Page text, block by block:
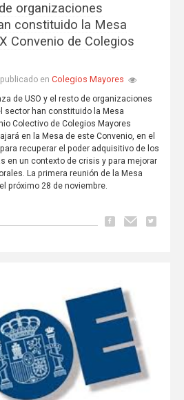
organizaciones
constituido la Mesa
Convenio de Colegios
en Colegios Mayores
de USO y el resto de organizaciones
sector han constituido la Mesa
Colectivo de Colegios Mayores
en la Mesa de este Convenio, en el
recuperar el poder adquisitivo de los
en un contexto de crisis y para mejorar
La primera reunión de la Mesa
próximo 28 de noviembre.